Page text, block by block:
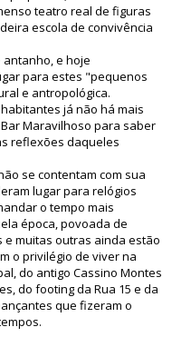
teatro real de figuras
escola de convivência
e hoje
para estes "pequenos
e antropológica.
já não há mais
Maravilhoso para saber
reflexões daqueles
se contentam com sua
lugar para relógios
o tempo mais
época, povoada de
e muitas outras ainda estão
o privilégio de viver na
do antigo Cassino Montes
do footing da Rua 15 e da
que fizeram o